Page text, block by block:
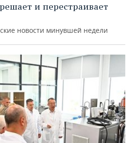
и перестраивает
новости минувшей недели